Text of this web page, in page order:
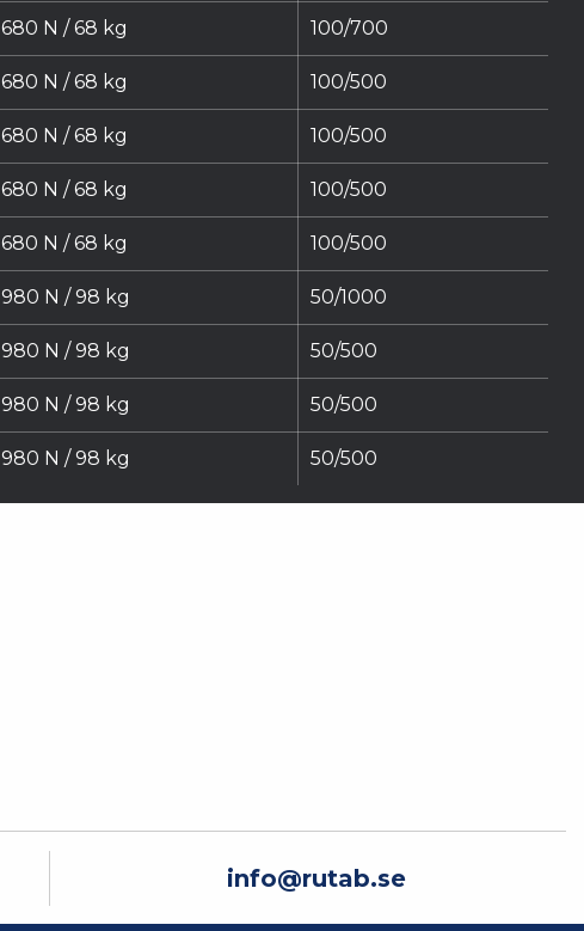
680 N / 68 kg 100/700
680 N / 68 kg 100/500
680 N / 68 kg 100/500
680 N / 68 kg 100/500
680 N / 68 kg 100/500
980 N / 98 kg 50/1000
980 N / 98 kg 50/500
980 N / 98 kg 50/500
980 N / 98 kg 50/500
info@rutab.se